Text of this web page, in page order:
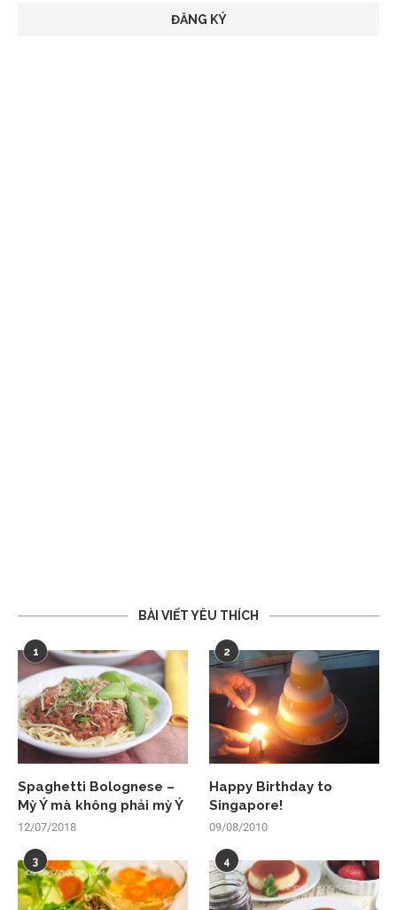
BÀI VIẾT YÊU THÍCH
1
Spaghetti Bolognese –
Mỳ Ý mà không phải mỳ Ý
12/07/2018
2
Happy Birthday to
Singapore!
09/08/2010
3 4